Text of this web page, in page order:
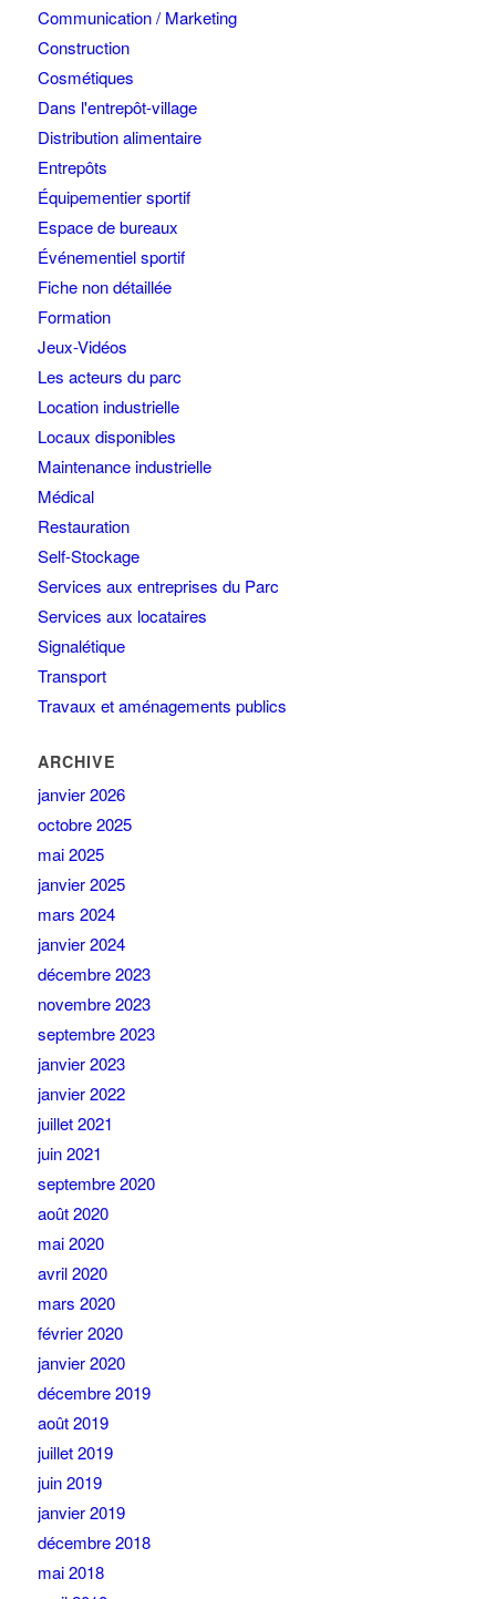
Communication / Marketing
Construction
Cosmétiques
Dans l'entrepôt-village
Distribution alimentaire
Entrepôts
Équipementier sportif
Espace de bureaux
Événementiel sportif
Fiche non détaillée
Formation
Jeux-Vidéos
Les acteurs du parc
Location industrielle
Locaux disponibles
Maintenance industrielle
Médical
Restauration
Self-Stockage
Services aux entreprises du Parc
Services aux locataires
Signalétique
Transport
Travaux et aménagements publics
ARCHIVE
janvier 2026
octobre 2025
mai 2025
janvier 2025
mars 2024
janvier 2024
décembre 2023
novembre 2023
septembre 2023
janvier 2023
janvier 2022
juillet 2021
juin 2021
septembre 2020
août 2020
mai 2020
avril 2020
mars 2020
février 2020
janvier 2020
décembre 2019
août 2019
juillet 2019
juin 2019
janvier 2019
décembre 2018
mai 2018